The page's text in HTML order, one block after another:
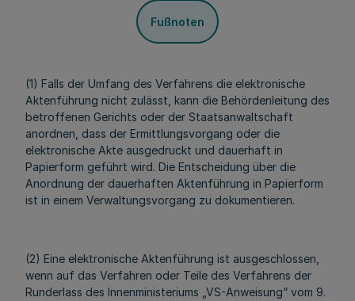
Fußnoten
(1) Falls der Umfang des Verfahrens die elektronische
Aktenführung nicht zulässt, kann die Behördenleitung des
betroffenen Gerichts oder der Staatsanwaltschaft
anordnen, dass der Ermittlungsvorgang oder die
elektronische Akte ausgedruckt und dauerhaft in
Papierform geführt wird. Die Entscheidung über die
Anordnung der dauerhaften Aktenführung in Papierform
ist in einem Verwaltungsvorgang zu dokumentieren.
(2) Eine elektronische Aktenführung ist ausgeschlossen,
wenn auf das Verfahren oder Teile des Verfahrens der
Runderlass des Innenministeriums „VS-Anweisung“ vom 9.